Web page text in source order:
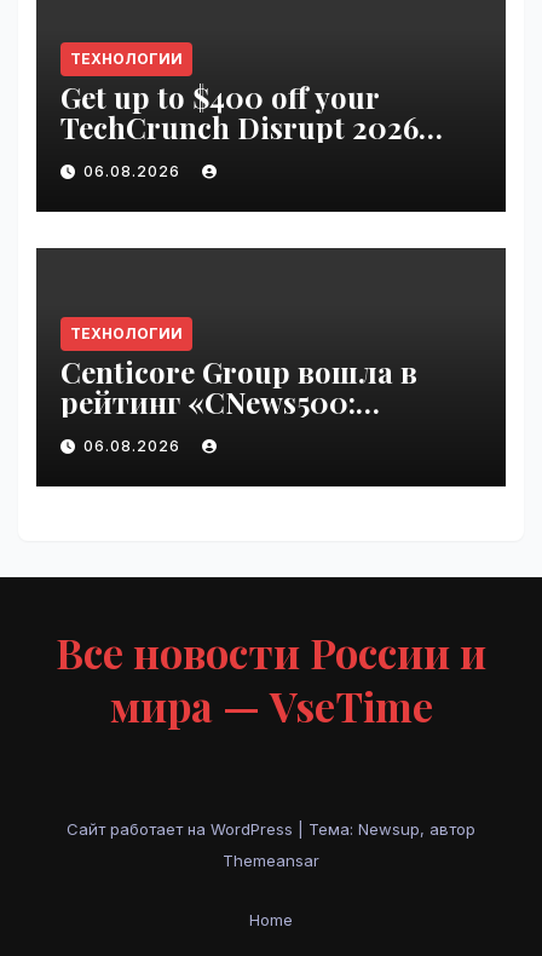
ТЕХНОЛОГИИ
Get up to $400 off your
TechCrunch Disrupt 2026
pass until Friday | VseTime.ru
06.08.2026
ТЕХНОЛОГИИ
Centicore Group вошла в
рейтинг «CNews500:
Крупнейшие ИТ-компании
России» | VseTime.ru
06.08.2026
Все новости России и
мира — VseTime
Сайт работает на WordPress
Тема: Newsup, автор
Themeansar
Home